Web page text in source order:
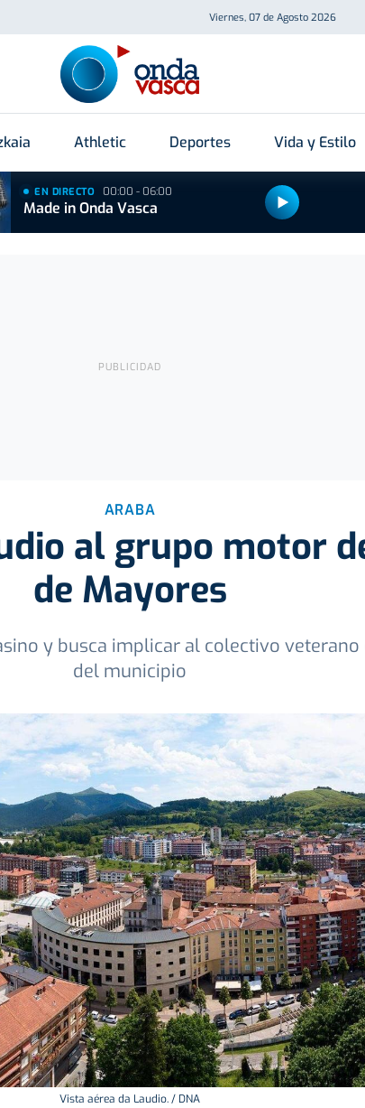
Viernes, 07 de Agosto 2026
Athletic Deportes Vida y Estilo
EN DIRECTO 00:00 - 06:00
Made in Onda Vasca
ARABA
al grupo motor
de Mayores
y busca implicar al colectivo
del municipio
Vista aérea da Laudio. / DNA